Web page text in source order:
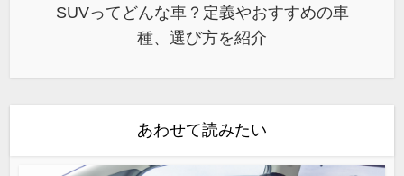
SUVってどんな車？定義やおすすめの車
種、選び方を紹介
あわせて読みたい